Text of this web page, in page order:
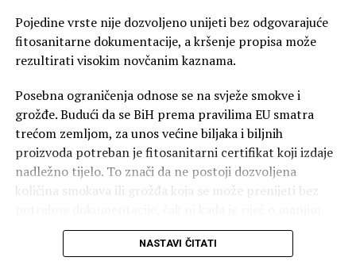
Pojedine vrste nije dozvoljeno unijeti bez odgovarajuće
fitosanitarne dokumentacije, a kršenje propisa može
rezultirati visokim novčanim kaznama.
Posebna ograničenja odnose se na svježe smokve i
grožđe. Budući da se BiH prema pravilima EU smatra
trećom zemljom, za unos većine biljaka i biljnih
proizvoda potreban je fitosanitarni certifikat koji izdaje
nadležno tijelo. To znači da ne postoji dozvoljena
količina smokava ili grožđa koja se može prenijeti bez
količinama za ličnu upotrebu. I uz posjedovanje
certifikata, granične službe procjenjuju da li količina
NASTAVI ČITATI